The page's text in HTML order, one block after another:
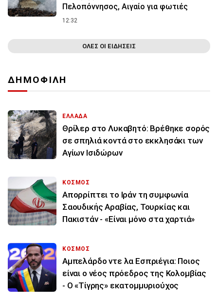
Πελοπόννησος, Αιγαίο για φωτιές
12:32
ΟΛΕΣ ΟΙ ΕΙΔΗΣΕΙΣ
ΔΗΜΟΦΙΛΗ
ΕΛΛΑΔΑ
Θρίλερ στο Λυκαβητό: Βρέθηκε σορός
σε σπηλιά κοντά στο εκκλησάκι των
Αγίων Ισιδώρων
ΚΟΣΜΟΣ
Απορρίπτει το Ιράν τη συμφωνία
Σαουδικής Αραβίας, Τουρκίας και
Πακιστάν - «Είναι μόνο στα χαρτιά»
ΚΟΣΜΟΣ
Αμπελάρδο ντε λα Εσπριέγια: Ποιος
είναι ο νέος πρόεδρος της Κολομβίας
- Ο «Τίγρης» εκατομμυριούχος